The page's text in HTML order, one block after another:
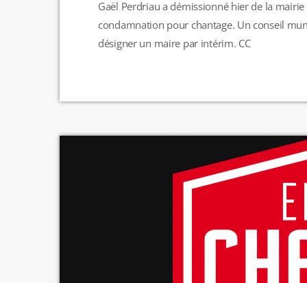
Gaël Perdriau a démissionné hier de la
condamnation pour chantage. Un conseil
désigner un maire par intérim. CC